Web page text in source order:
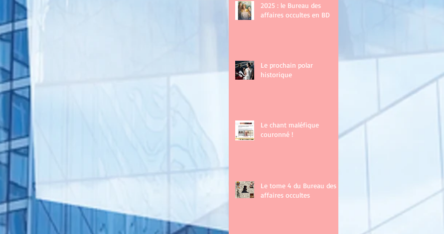
2025 : le Bureau des
affaires occultes en BD
Le prochain polar
historique
Le chant maléfique
couronné !
Le tome 4 du Bureau des
affaires occultes